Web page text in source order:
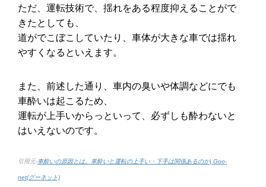
ただ、運転技術で、揺れをある程度抑えることがで
きたとしても、
道がでこぼこしていたり、車体が大きな車では揺れ
やすくなるといえます。
また、前述した通り、車内の臭いや体調などにでも
車酔いは起こるため、
運転が上手いからっといって、必ずしも酔わないと
はいえないのです。
引用元-車酔いの原因とは。車酔いと運転の上手い・下手は関係あるのか| Goo-
net(グーネット)